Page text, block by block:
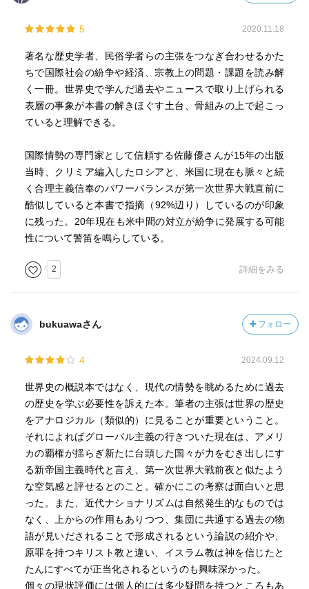
5 2020.11.18
著名な歴史学者、民俗学者らの主張をつなぎ合わせるかた
ちで国際社会の紛争や経済、宗教上の問題・課題を読み解
く一冊。世界史で学んだ過去やニュースで取り上げられる
表層の事象が本書の解きほぐす土台、骨組みの上で起こっ
ていると理解できる。
国際情勢の専門家として信頼する佐藤優さんが15年の出版
当時、クリミア編入したロシアと、米国に現在も脈々と続
く合理主義信奉のパワーバランスが第一次世界大戦直前に
酷似していると本書で指摘（92%辺り）しているのが印象
に残った。20年現在も米中間の対立が紛争に発展する可能
性について警笛を鳴らしている。
2 詳細をみる
bukuawaさん フォロー
4 2024.09.12
世界史の概説本ではなく、現代の情勢を眺めるために過去
の歴史を学ぶ必要性を訴えた本。筆者の主張は世界の歴史
をアナロジカル（類似的）に見ることが重要ということ。
それによればグローバル主義の行きついた現在は、アメリ
カの覇権が揺らぎ新たに台頭した国々が力をむき出しにす
る新帝国主義時代と言え、第一次世界大戦前夜と似たよう
な空気感と評せるとのこと。確かにこの考察は面白いと思
った。また、近代ナショナリズムは自然発生的なものでは
なく、上からの作用もありつつ、集団に共通する過去の物
語が見いだされることで形成されるという論説の紹介や、
原罪を持つキリスト教と違い、イスラム教は神を信じたと
たんにすべてが正当化されるというのも興味深かった。
個々の現状評価には個人的には多少疑問を持つところもあ